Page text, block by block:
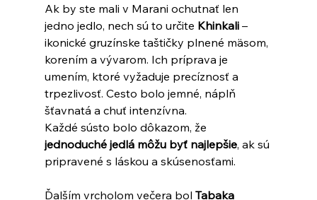
Ak by ste mali v Marani ochutnať len
jedno jedlo, nech sú to určite Khinkali –
ikonické gruzínske taštičky plnené mäsom,
korením a vývarom. Ich príprava je
umením, ktoré vyžaduje precíznosť a
trpezlivosť. Cesto bolo jemné, náplň
šťavnatá a chuť intenzívna.
Každé sústo bolo dôkazom, že
jednoduché jedlá môžu byť najlepšie, ak sú
pripravené s láskou a skúsenosťami.
Ďalším vrcholom večera bol Tabaka